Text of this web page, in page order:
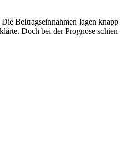
Beitragseinnahmen lagen knapp
Doch bei der Prognose schien